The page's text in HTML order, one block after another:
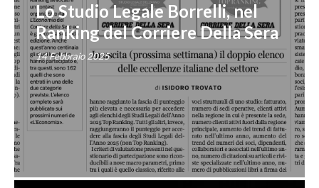
Lo Studio Legale Borrelli, nel
Ranking del Corriere Della Sera
14 Febbraio 2025